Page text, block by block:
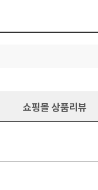
쇼핑몰 상품리뷰